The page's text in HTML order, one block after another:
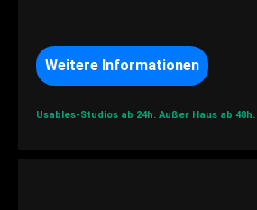
Weitere Informationen
Usables-Studios ab 24h. Außer Haus ab 48h.